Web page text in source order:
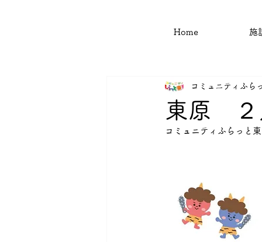
Home 施
東原 ２
コミュニティふら
コミュニティふらっと